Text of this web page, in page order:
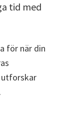
tid med
för när din
utforskar